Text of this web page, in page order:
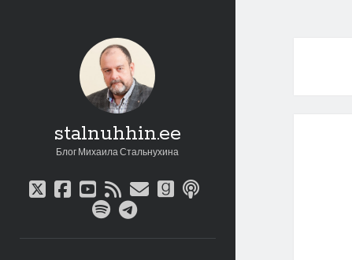
stalnuhhin.ee
Блог Михаила Стальнухина
twitter
facebook
youtube
rssemailgoodreads
podcast
spotifytelegram